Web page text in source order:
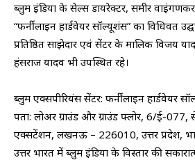
ब्लुम इंडिया के सेल्स डायरेक्टर, समीर
“फर्नीलाइन हार्डवेयर सॉल्यूशंस” का विधिवत
प्रतिष्ठित साझेदार एवं सेंटर के मालिक विजय
हंसराज यादव भी उपस्थित रहे।
ब्लुम एक्सपीरियंस सेंटर: फर्नीलाइन हार्डवेयर
पता: लोअर ग्राउंड और ग्राउंड फ्लोर, 6/ई-077,
एक्सटेंशन, लखनऊ – 226010, उत्तर प्रदेश,
उत्तर भारत में ब्लुम इंडिया के विस्तार की